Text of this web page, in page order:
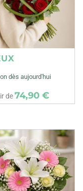
dès aujourd'hui
de74,90 €